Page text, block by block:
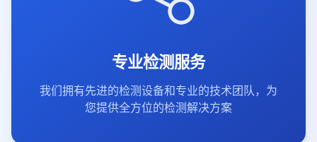
专业检测服务
我们拥有先进的检测设备和专业的技术团队，为
您提供全方位的检测解决方案